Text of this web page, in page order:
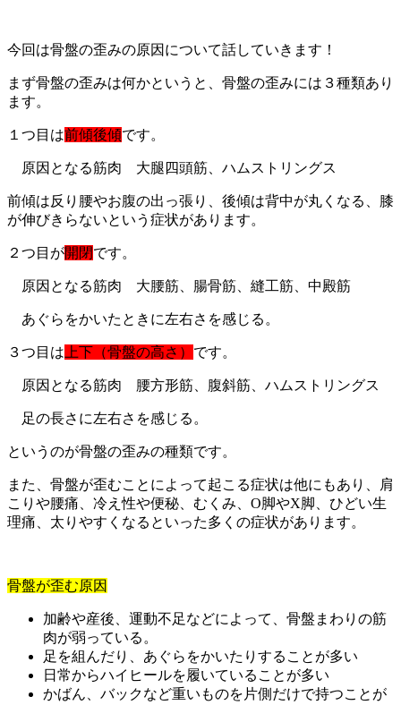
今回は骨盤の歪みの原因について話していきます！
まず骨盤の歪みは何かというと、骨盤の歪みには３種類あり
ます。
１つ目は前傾後傾です。
原因となる筋肉 大腿四頭筋、ハムストリングス
前傾は反り腰やお腹の出っ張り、後傾は背中が丸くなる、膝
が伸びきらないという症状があります。
２つ目が開閉です。
原因となる筋肉 大腰筋、腸骨筋、縫工筋、中殿筋
あぐらをかいたときに左右さを感じる。
３つ目は 上下（骨盤の高さ） です。
原因となる筋肉 腰方形筋、腹斜筋、ハムストリングス
足の長さに左右さを感じる。
というのが骨盤の歪みの種類です。
また、骨盤が歪むことによって起こる症状は他にもあり、肩
こりや腰痛、冷え性や便秘、むくみ、O脚やX脚、ひどい生
理痛、太りやすくなるといった多くの症状があります。
骨盤が歪む原因
加齢や産後、運動不足などによって、骨盤まわりの筋
肉が弱っている。
足を組んだり、あぐらをかいたりすることが多い
日常からハイヒールを履いていることが多い
かばん、バックなど重いものを片側だけで持つことが